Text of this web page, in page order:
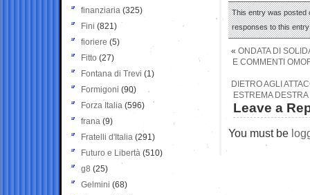
This entry was posted
responses to this
« ONDATA DI
E COMMENTI
DIETRO AGLI
ESTREMA
Leave a
You must be
finanziaria (325)
Fini (821)
fioriere (5)
Fitto (27)
Fontana di Trevi (1)
Formigoni (90)
Forza Italia (596)
frana (9)
Fratelli d'Italia (291)
Futuro e Libertà (510)
g8 (25)
Gelmini (68)